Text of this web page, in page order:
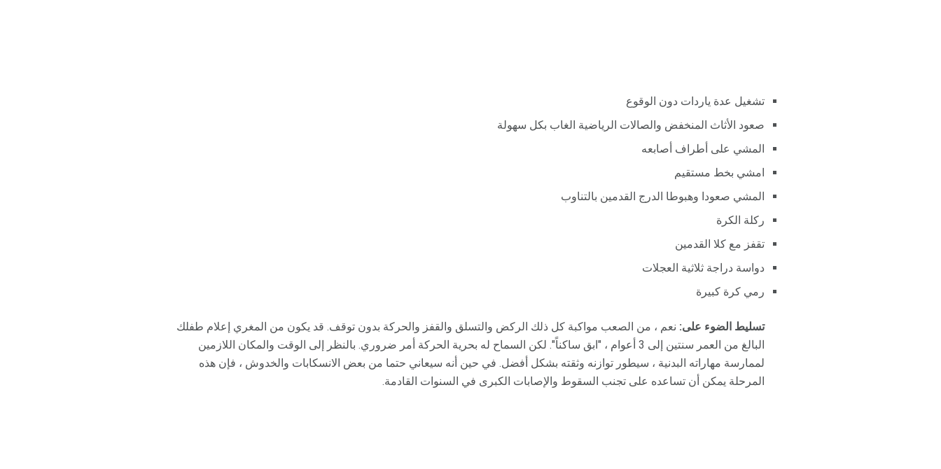
تشغيل عدة ياردات دون الوقوع
صعود الأثاث المنخفض والصالات الرياضية الغاب بكل سهولة
المشي على أطراف أصابعه
امشي بخط مستقيم
المشي صعودا وهبوطا الدرج القدمين بالتناوب
ركلة الكرة
تقفز مع كلا القدمين
دواسة دراجة ثلاثية العجلات
رمي كرة كبيرة
تسليط الضوء على: نعم ، من الصعب مواكبة كل ذلك الركض والتسلق والقفز والحركة بدون توقف. قد يكون من المغري إعلام طفلك
البالغ من العمر سنتين إلى 3 أعوام ، "ابق ساكناً". لكن السماح له بحرية الحركة أمر ضروري. بالنظر إلى الوقت والمكان اللازمين
لممارسة مهاراته البدنية ، سيطور توازنه وثقته بشكل أفضل. في حين أنه سيعاني حتما من بعض الانسكابات والخدوش ، فإن هذه
المرحلة يمكن أن تساعده على تجنب السقوط والإصابات الكبرى في السنوات القادمة.